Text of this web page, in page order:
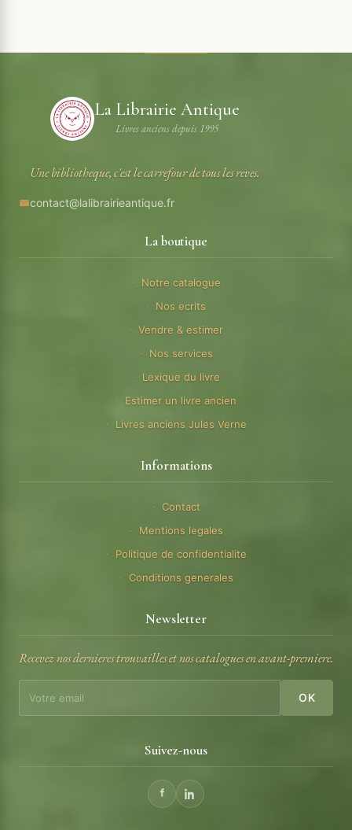
La Librairie Antique
Livres anciens depuis 1995
Une bibliotheque, c'est le carrefour de tous les reves.
contact@lalibrairieantique.fr
La boutique
Notre catalogue
Nos ecrits
Vendre & estimer
Nos services
Lexique du livre
Estimer un livre ancien
Livres anciens Jules Verne
Informations
Contact
Mentions legales
Politique de confidentialite
Conditions generales
Newsletter
Recevez nos dernieres trouvailles et nos catalogues en avant-premiere.
OK
Suivez-nous